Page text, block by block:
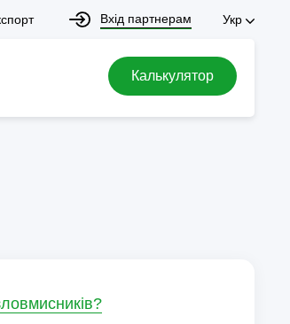
Вхід партнерам Укр
Калькулятор